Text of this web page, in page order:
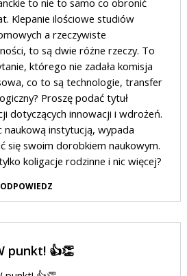
to nie to samo co obronić
Klepanie ilościowe studiów
a rzeczywiste
to są dwie różne rzeczy. To
którego nie zadała komisja
co to są technologie, transfer
Proszę podać tytuł
dotyczących innowacji i wdrożeń.
naukową instytucją, wypada
się swoim dorobkiem naukowym.
koligacje rodzinne i nic więcej?
ODPOWIEDZ
punkt! 👍👏